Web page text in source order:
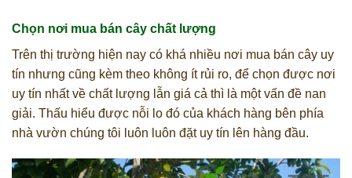
Chọn nơi mua bán cây chất lượng
Trên thị trường hiện nay có khá nhiều nơi mua bán cây uy
tín nhưng cũng kèm theo không ít rủi ro, để chọn được nơi
uy tín nhất về chất lượng lẫn giá cả thì là một vấn đề nan
giải. Thấu hiểu được nỗi lo đó của khách hàng bên phía
nhà vườn chúng tôi luôn luôn đặt uy tín lên hàng đầu.